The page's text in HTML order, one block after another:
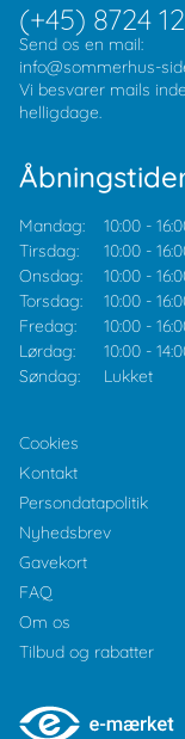
(+45) 8724
Send os en mail:
info@sommerhus-
Vi besvarer mails
helligdage.
Mandag: 10:00 -
Tirsdag:
10:00 -
Onsdag:
10:00 -
Torsdag:
10:00 -
Fredag:
10:00 -
Lørdag:
10:00 -
Søndag:
Lukket
Cookies
Kontakt
Persondatapolitik
Nyhedsbrev
Gavekort
FAQ
Om os
Tilbud og rabatter